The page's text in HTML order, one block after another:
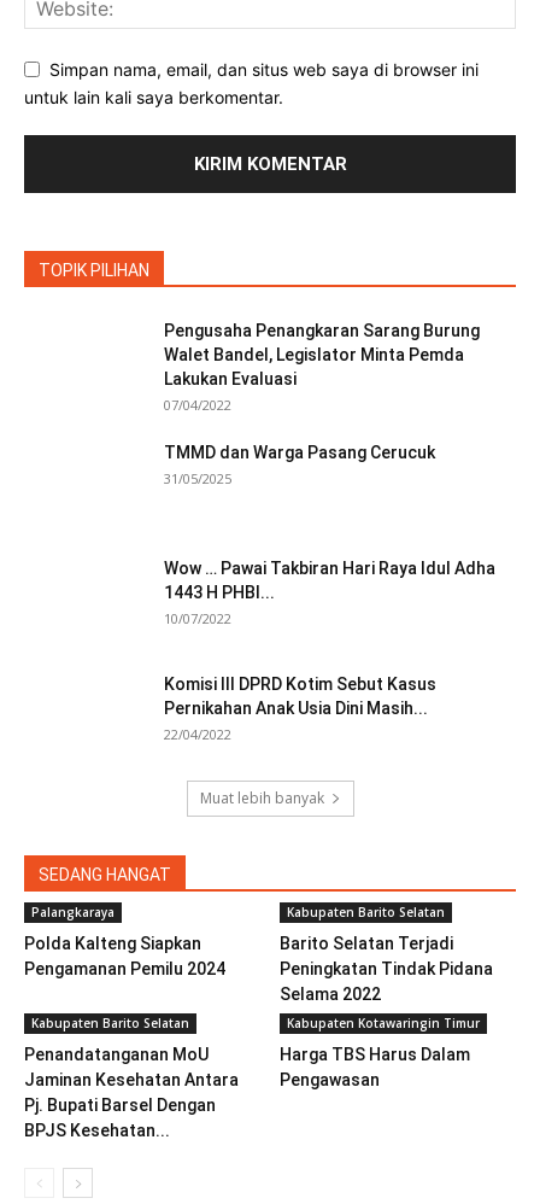
Simpan nama, email, dan situs web saya di browser ini
untuk lain kali saya berkomentar.
TOPIK PILIHAN
Pengusaha Penangkaran Sarang Burung
Walet Bandel, Legislator Minta Pemda
Lakukan Evaluasi
07/04/2022
TMMD dan Warga Pasang Cerucuk
31/05/2025
Wow … Pawai Takbiran Hari Raya Idul Adha
1443 H PHBI...
10/07/2022
Komisi III DPRD Kotim Sebut Kasus
Pernikahan Anak Usia Dini Masih...
22/04/2022
Muat lebih banyak
SEDANG HANGAT
Palangkaraya
Polda Kalteng Siapkan
Pengamanan Pemilu 2024
Kabupaten Barito Selatan
Barito Selatan Terjadi
Peningkatan Tindak Pidana
Selama 2022
Kabupaten Barito Selatan
Penandatanganan MoU
Jaminan Kesehatan Antara
Pj. Bupati Barsel Dengan
BPJS Kesehatan...
Kabupaten Kotawaringin Timur
Harga TBS Harus Dalam
Pengawasan